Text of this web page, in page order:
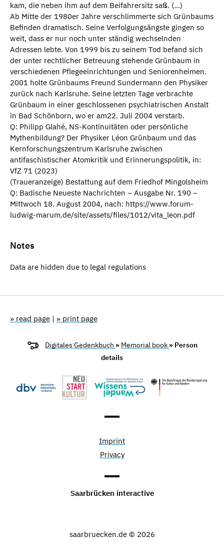
kam, die neben ihm auf dem Beifahrersitz saß. (...)
Ab Mitte der 1980er Jahre verschlimmerte sich Grünbaums
Befinden dramatisch. Seine Verfolgungsängste gingen so
weit, dass er nur noch unter ständig wechselnden
Adressen lebte. Von 1999 bis zu seinem Tod befand sich
der unter rechtlicher Betreuung stehende Grünbaum in
verschiedenen Pflegeeinrichtungen und Seniorenheimen.
2001 holte Grünbaums Freund Sundermann den Physiker
zurück nach Karlsruhe. Seine letzten Tage verbrachte
Grünbaum in einer geschlossenen psychiatrischen Anstalt
in Bad Schönborn, wo er am22. Juli 2004 verstarb.
Q: Philipp Glahé, NS-Kontinuitäten oder persönliche
Mythenbildung? Der Physiker Léon Grünbaum und das
Kernforschungszentrum Karlsruhe zwischen
antifaschistischer Atomkritik und Erinnerungspolitik, in:
VfZ 71 (2023)
(Traueranzeige) Bestattung auf dem Friedhof Mingolsheim
Q: Badische Neueste Nachrichten – Ausgabe Nr. 190 –
Mittwoch 18. August 2004, nach: https://www.forum-
ludwig-marum.de/site/assets/files/1012/vita_leon.pdf
Notes
Data are hidden due to legal regulations
» read page | » print page
Digitales Gedenkbuch » Memorial book » Person
details
Imprint
Privacy
Saarbrücken interactive
saarbruecken.de © 2026